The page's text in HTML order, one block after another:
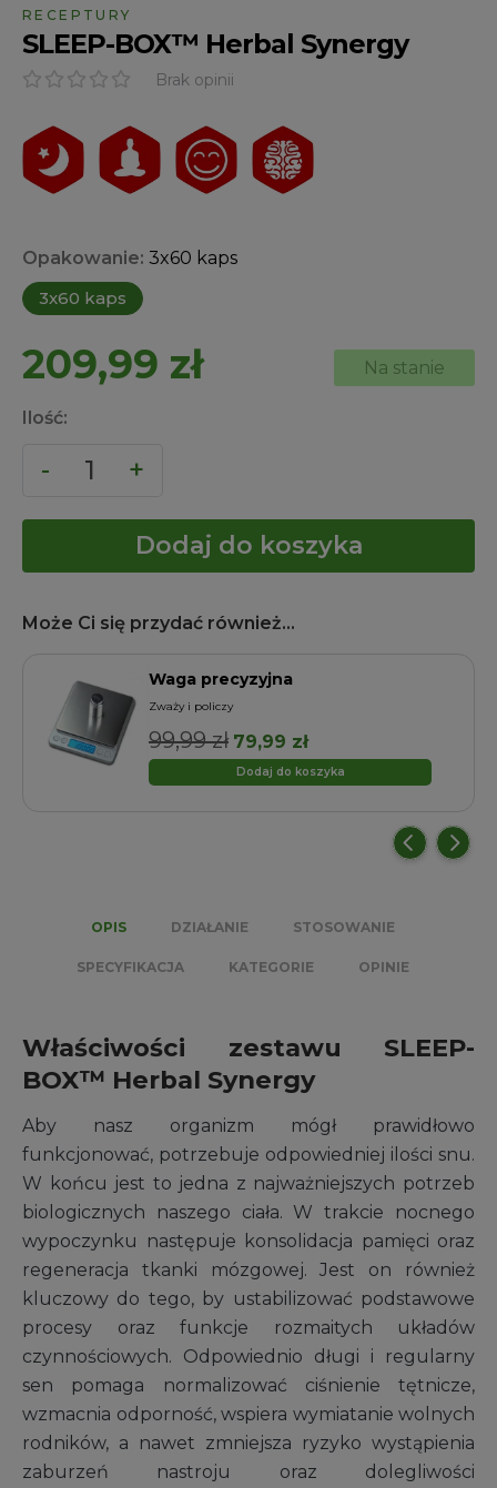
RECEPTURY
SLEEP-BOX™ Herbal Synergy
Brak opinii
Opakowanie: 3x60 kaps
3x60 kaps
209,99 zł Na stanie
Ilość:
Dodaj do koszyka
Może Ci się przydać również...
Waga precyzyjna
Zważy i policzy
99,99zł Pierwotna
cena
79,99 złAktualna
cena
Dodaj do koszyka
OPIS DZIAŁANIE STOSOWANIE
SPECYFIKACJA KATEGORIE OPINIE
Właściwości zestawu SLEEP-
BOX™ Herbal Synergy
Aby nasz organizm mógł prawidłowo
funkcjonować, potrzebuje odpowiedniej ilości snu.
W końcu jest to jedna z najważniejszych potrzeb
biologicznych naszego ciała. W trakcie nocnego
wypoczynku następuje konsolidacja pamięci oraz
regeneracja tkanki mózgowej. Jest on również
kluczowy do tego, by ustabilizować podstawowe
procesy oraz funkcje rozmaitych układów
czynnościowych. Odpowiednio długi i regularny
sen pomaga normalizować ciśnienie tętnicze,
wzmacnia odporność, wspiera wymiatanie wolnych
rodników, a nawet zmniejsza ryzyko wystąpienia
zaburzeń nastroju oraz dolegliwości